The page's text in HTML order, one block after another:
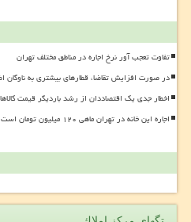
تفاوت تعجب آور نرخ اجاره در مناطق مختلف تهران
در صورت افزایش تقاضا، قطارهای بیشتری به ناوگان
اخطار جدی یک اقتصاددان از رشد باردیگر قیمت
اجاره این خانه در تهران ماهی ۱۲۰ میلیون تومان است